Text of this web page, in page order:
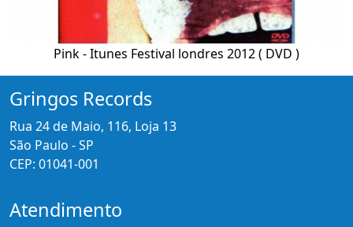
Pink - Itunes Festival londres 2012 ( DVD )
Gringos Records
Rua 24 de Maio, 116, Loja 13
São Paulo - SP
CEP: 01041-001
Atendimento